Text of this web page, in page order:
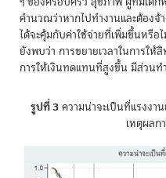
คำนวณว่าหากไปทำงานและต้อง
ได้จะคุ้มกับค่าใช้จ่ายที่เพิ่มขึ้นหรือ
ยังพบว่า การขยายเวลาในการใ
การให้เงินทดแทนที่สูงขึ้น มีส่วนท
รูปที่ 3ความน่าจะเป็นที่แรงงา
เหตุผลก